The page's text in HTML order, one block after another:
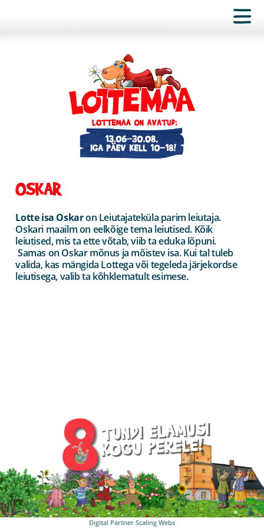
OSKAR
Lotte isa Oskaron Leiutajateküla parim leiutaja.
Oskari maailm on eelkõige tema leiutised. Kõik
leiutised, mis ta ette võtab, viib ta eduka lõpuni.
Samas on Oskar mõnus ja mõistev isa. Kui tal tuleb
valida, kas mängida Lottega või tegeleda järjekordse
leiutisega, valib ta kõhklematult esimese.
Digital Partner Scaling Webs